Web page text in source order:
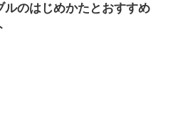
ルのはじめかたとおすすめ